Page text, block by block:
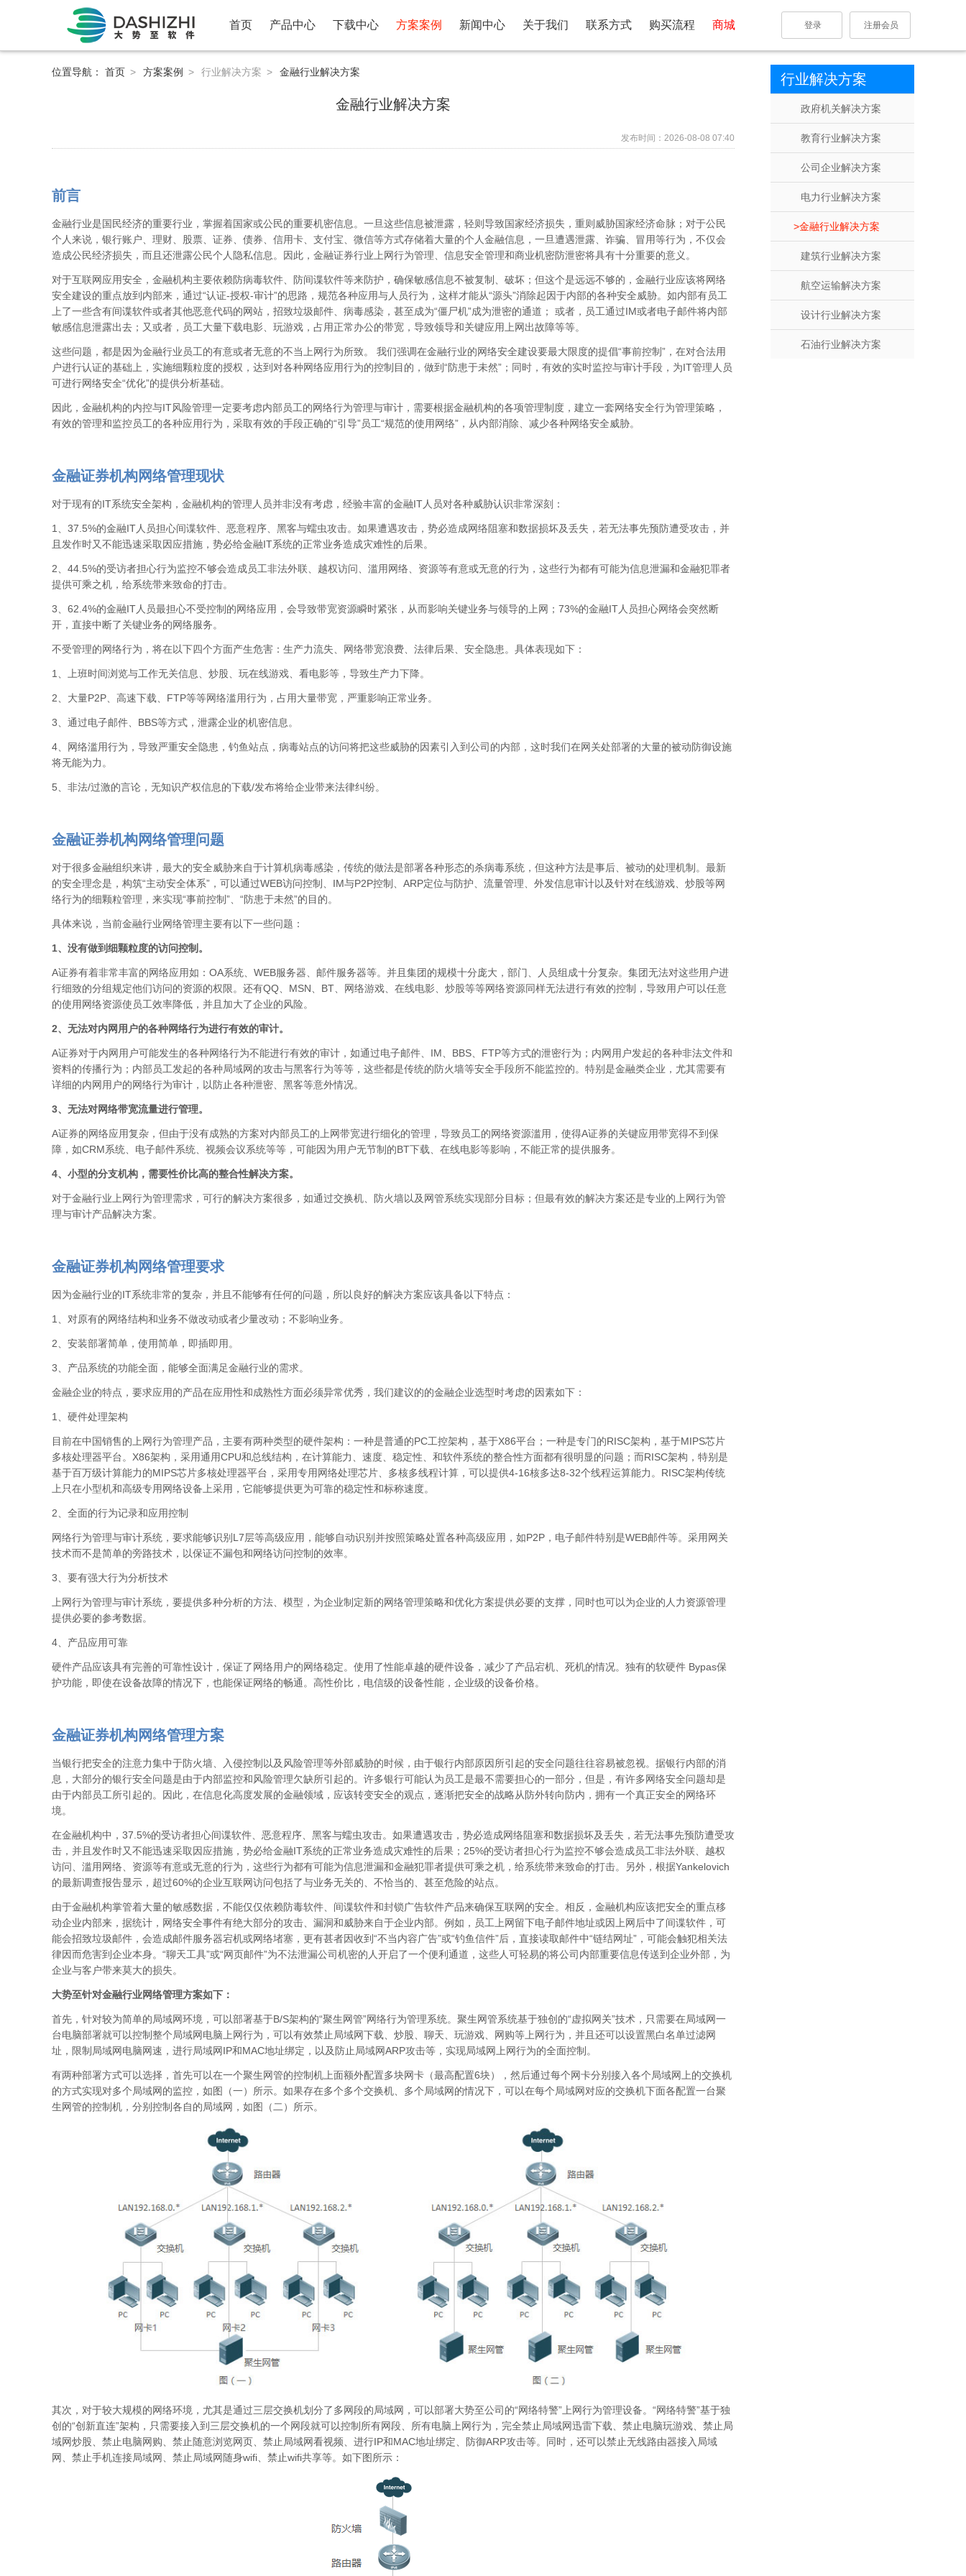
首页 产品中心 下载中心 方案案例 新闻中心 关于我们 联系方式 购买流程 商城 登录 注册会员
行业解决方案
政府机关解决方案
教育行业解决方案
公司企业解决方案
电力行业解决方案
金融行业解决方案
建筑行业解决方案
航空运输解决方案
设计行业解决方案
石油行业解决方案
位置导航： 首页 > 方案案例 > 行业解决方案 > 金融行业解决方案
金融行业解决方案
发布时间：2026-08-08 07:40
前言
金融行业是国民经济的重要行业，掌握着国家或公民的重要机密信息。一旦这些信息被泄露，轻则导致国家经济损失，重则威胁国家经济命脉；对于公民
个人来说，银行账户、理财、股票、证券、债券、信用卡、支付宝、微信等方式存储着大量的个人金融信息，一旦遭遇泄露、诈骗、冒用等行为，不仅会
造成公民经济损失，而且还泄露公民个人隐私信息。因此，金融证券行业上网行为管理、信息安全管理和商业机密防泄密将具有十分重要的意义。
对于互联网应用安全，金融机构主要依赖防病毒软件、防间谍软件等来防护，确保敏感信息不被复制、破坏；但这个是远远不够的，金融行业应该将网络
安全建设的重点放到内部来，通过“认证-授权-审计”的思路，规范各种应用与人员行为，这样才能从“源头”消除起因于内部的各种安全威胁。如内部有员工
上了一些含有间谍软件或者其他恶意代码的网站，招致垃圾邮件、病毒感染，甚至成为“僵尸机”成为泄密的通道； 或者，员工通过IM或者电子邮件将内部
敏感信息泄露出去；又或者，员工大量下载电影、玩游戏，占用正常办公的带宽，导致领导和关键应用上网出故障等等。
这些问题，都是因为金融行业员工的有意或者无意的不当上网行为所致。 我们强调在金融行业的网络安全建设要最大限度的提倡“事前控制”，在对合法用
户进行认证的基础上，实施细颗粒度的授权，达到对各种网络应用行为的控制目的，做到“防患于未然”；同时，有效的实时监控与审计手段，为IT管理人员
可进行网络安全“优化”的提供分析基础。
因此，金融机构的内控与IT风险管理一定要考虑内部员工的网络行为管理与审计，需要根据金融机构的各项管理制度，建立一套网络安全行为管理策略，
有效的管理和监控员工的各种应用行为，采取有效的手段正确的“引导”员工“规范的使用网络”，从内部消除、减少各种网络安全威胁。
金融证券机构网络管理现状
对于现有的IT系统安全架构，金融机构的管理人员并非没有考虑，经验丰富的金融IT人员对各种威胁认识非常深刻：
1、37.5%的金融IT人员担心间谍软件、恶意程序、黑客与蠕虫攻击。如果遭遇攻击，势必造成网络阻塞和数据损坏及丢失，若无法事先预防遭受攻击，并
且发作时又不能迅速采取因应措施，势必给金融IT系统的正常业务造成灾难性的后果。
2、44.5%的受访者担心行为监控不够会造成员工非法外联、越权访问、滥用网络、资源等有意或无意的行为，这些行为都有可能为信息泄漏和金融犯罪者
提供可乘之机，给系统带来致命的打击。
3、62.4%的金融IT人员最担心不受控制的网络应用，会导致带宽资源瞬时紧张，从而影响关键业务与领导的上网；73%的金融IT人员担心网络会突然断
开，直接中断了关键业务的网络服务。
不受管理的网络行为，将在以下四个方面产生危害：生产力流失、网络带宽浪费、法律后果、安全隐患。具体表现如下：
1、上班时间浏览与工作无关信息、炒股、玩在线游戏、看电影等，导致生产力下降。
2、大量P2P、高速下载、FTP等等网络滥用行为，占用大量带宽，严重影响正常业务。
3、通过电子邮件、BBS等方式，泄露企业的机密信息。
4、网络滥用行为，导致严重安全隐患，钓鱼站点，病毒站点的访问将把这些威胁的因素引入到公司的内部，这时我们在网关处部署的大量的被动防御设施
将无能为力。
5、非法/过激的言论，无知识产权信息的下载/发布将给企业带来法律纠纷。
金融证券机构网络管理问题
对于很多金融组织来讲，最大的安全威胁来自于计算机病毒感染，传统的做法是部署各种形态的杀病毒系统，但这种方法是事后、被动的处理机制。最新
的安全理念是，构筑“主动安全体系”，可以通过WEB访问控制、IM与P2P控制、ARP定位与防护、流量管理、外发信息审计以及针对在线游戏、炒股等网
络行为的细颗粒管理，来实现“事前控制”、“防患于未然”的目的。
具体来说，当前金融行业网络管理主要有以下一些问题：
1、没有做到细颗粒度的访问控制。
A证券有着非常丰富的网络应用如：OA系统、WEB服务器、邮件服务器等。并且集团的规模十分庞大，部门、人员组成十分复杂。集团无法对这些用户进
行细致的分组规定他们访问的资源的权限。还有QQ、MSN、BT、网络游戏、在线电影、炒股等等网络资源同样无法进行有效的控制，导致用户可以任意
的使用网络资源使员工效率降低，并且加大了企业的风险。
2、无法对内网用户的各种网络行为进行有效的审计。
A证券对于内网用户可能发生的各种网络行为不能进行有效的审计，如通过电子邮件、IM、BBS、FTP等方式的泄密行为；内网用户发起的各种非法文件和
资料的传播行为；内部员工发起的各种局域网的攻击与黑客行为等等，这些都是传统的防火墙等安全手段所不能监控的。特别是金融类企业，尤其需要有
详细的内网用户的网络行为审计，以防止各种泄密、黑客等意外情况。
3、无法对网络带宽流量进行管理。
A证券的网络应用复杂，但由于没有成熟的方案对内部员工的上网带宽进行细化的管理，导致员工的网络资源滥用，使得A证券的关键应用带宽得不到保
障，如CRM系统、电子邮件系统、视频会议系统等等，可能因为用户无节制的BT下载、在线电影等影响，不能正常的提供服务。
4、小型的分支机构，需要性价比高的整合性解决方案。
对于金融行业上网行为管理需求，可行的解决方案很多，如通过交换机、防火墙以及网管系统实现部分目标；但最有效的解决方案还是专业的上网行为管
理与审计产品解决方案。
金融证券机构网络管理要求
因为金融行业的IT系统非常的复杂，并且不能够有任何的问题，所以良好的解决方案应该具备以下特点：
1、对原有的网络结构和业务不做改动或者少量改动；不影响业务。
2、安装部署简单，使用简单，即插即用。
3、产品系统的功能全面，能够全面满足金融行业的需求。
金融企业的特点，要求应用的产品在应用性和成熟性方面必须异常优秀，我们建议的的金融企业选型时考虑的因素如下：
1、硬件处理架构
目前在中国销售的上网行为管理产品，主要有两种类型的硬件架构：一种是普通的PC工控架构，基于X86平台；一种是专门的RISC架构，基于MIPS芯片
多核处理器平台。X86架构，采用通用CPU和总线结构，在计算能力、速度、稳定性、和软件系统的整合性方面都有很明显的问题；而RISC架构，特别是
基于百万级计算能力的MIPS芯片多核处理器平台，采用专用网络处理芯片、多核多线程计算，可以提供4-16核多达8-32个线程运算能力。RISC架构传统
上只在小型机和高级专用网络设备上采用，它能够提供更为可靠的稳定性和标称速度。
2、全面的行为记录和应用控制
网络行为管理与审计系统，要求能够识别L7层等高级应用，能够自动识别并按照策略处置各种高级应用，如P2P，电子邮件特别是WEB邮件等。采用网关
技术而不是简单的旁路技术，以保证不漏包和网络访问控制的效率。
3、要有强大行为分析技术
上网行为管理与审计系统，要提供多种分析的方法、模型，为企业制定新的网络管理策略和优化方案提供必要的支撑，同时也可以为企业的人力资源管理
提供必要的参考数据。
4、产品应用可靠
硬件产品应该具有完善的可靠性设计，保证了网络用户的网络稳定。使用了性能卓越的硬件设备，减少了产品宕机、死机的情况。独有的软硬件 Bypas保
护功能，即使在设备故障的情况下，也能保证网络的畅通。高性价比，电信级的设备性能，企业级的设备价格。
金融证券机构网络管理方案
当银行把安全的注意力集中于防火墙、入侵控制以及风险管理等外部威胁的时候，由于银行内部原因所引起的安全问题往往容易被忽视。据银行内部的消
息，大部分的银行安全问题是由于内部监控和风险管理欠缺所引起的。许多银行可能认为员工是最不需要担心的一部分，但是，有许多网络安全问题却是
由于内部员工所引起的。因此，在信息化高度发展的金融领域，应该转变安全的观点，逐渐把安全的战略从防外转向防内，拥有一个真正安全的网络环
境。
在金融机构中，37.5%的受访者担心间谍软件、恶意程序、黑客与蠕虫攻击。如果遭遇攻击，势必造成网络阻塞和数据损坏及丢失，若无法事先预防遭受攻
击，并且发作时又不能迅速采取因应措施，势必给金融IT系统的正常业务造成灾难性的后果；25%的受访者担心行为监控不够会造成员工非法外联、越权
访问、滥用网络、资源等有意或无意的行为，这些行为都有可能为信息泄漏和金融犯罪者提供可乘之机，给系统带来致命的打击。另外，根据Yankelovich
的最新调查报告显示，超过60%的企业互联网访问包括了与业务无关的、不恰当的、甚至危险的站点。
由于金融机构掌管着大量的敏感数据，不能仅仅依赖防毒软件、间谍软件和封锁广告软件产品来确保互联网的安全。相反，金融机构应该把安全的重点移
动企业内部来，据统计，网络安全事件有绝大部分的攻击、漏洞和威胁来自于企业内部。例如，员工上网留下电子邮件地址或因上网后中了间谍软件，可
能会招致垃圾邮件，会造成邮件服务器宕机或网络堵塞，更有甚者因收到“不当内容广告”或“钓鱼信件”后，直接读取邮件中“链结网址”，可能会触犯相关法
律因而危害到企业本身。“聊天工具”或“网页邮件”为不法泄漏公司机密的人开启了一个便利通道，这些人可轻易的将公司内部重要信息传送到企业外部，为
企业与客户带来莫大的损失。
大势至针对金融行业网络管理方案如下：
首先，针对较为简单的局域网环境，可以部署基于B/S架构的“聚生网管”网络行为管理系统。聚生网管系统基于独创的“虚拟网关”技术，只需要在局域网一
台电脑部署就可以控制整个局域网电脑上网行为，可以有效禁止局域网下载、炒股、聊天、玩游戏、网购等上网行为，并且还可以设置黑白名单过滤网
址，限制局域网电脑网速，进行局域网IP和MAC地址绑定，以及防止局域网ARP攻击等，实现局域网上网行为的全面控制。
有两种部署方式可以选择，首先可以在一个聚生网管的控制机上面额外配置多块网卡（最高配置6块），然后通过每个网卡分别接入各个局域网上的交换机
的方式实现对多个局域网的监控，如图（一）所示。如果存在多个多个交换机、多个局域网的情况下，可以在每个局域网对应的交换机下面各配置一台聚
生网管的控制机，分别控制各自的局域网，如图（二）所示。
其次，对于较大规模的网络环境，尤其是通过三层交换机划分了多网段的局域网，可以部署大势至公司的“网络特警”上网行为管理设备。“网络特警”基于独
创的“创新直连”架构，只需要接入到三层交换机的一个网段就可以控制所有网段、所有电脑上网行为，完全禁止局域网迅雷下载、禁止电脑玩游戏、禁止局
域网炒股、禁止电脑网购、禁止随意浏览网页、禁止局域网看视频、进行IP和MAC地址绑定、防御ARP攻击等。同时，还可以禁止无线路由器接入局域
网、禁止手机连接局域网、禁止局域网随身wifi、禁止wifi共享等。如下图所示：